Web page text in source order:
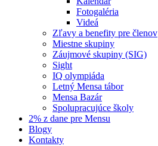
Fotogaléria
Videá
Zľavy a benefity pre členov
Miestne skupiny
Záujmové skupiny (SIG)
Sight
IQ olympiáda
Letný Mensa tábor
Mensa Bazár
Spolupracujúce školy
2% z dane pre Mensu
Blogy
Kontakty